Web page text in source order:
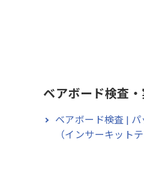
ベアボード検査
ベアボード検査 |
（インサーキットテ